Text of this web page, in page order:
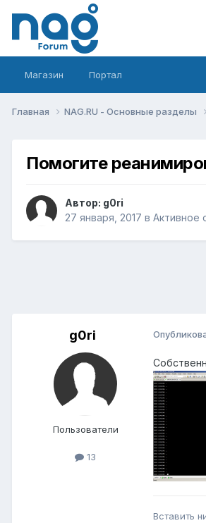
Магазин Портал
Главная NAG.RU - Основные разделы
Помогите
Автор: g0ri
27 января, 2017 в Активное
g0ri
Пользователи
13
Вставить